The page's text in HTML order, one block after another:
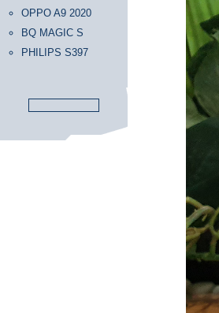
OPPO A9 2020
BQ MAGIC S
PHILIPS S397